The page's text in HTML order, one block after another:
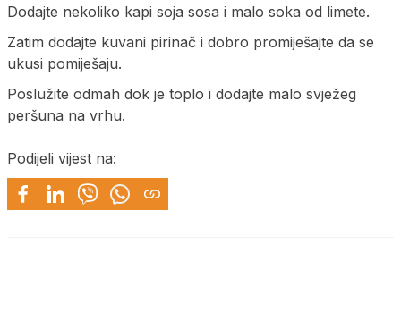
Dodajte nekoliko kapi soja sosa i malo soka od limete.
Zatim dodajte kuvani pirinač i dobro promiješajte da se
ukusi pomiješaju.
Poslužite odmah dok je toplo i dodajte malo svježeg
peršuna na vrhu.
Podijeli vijest na: